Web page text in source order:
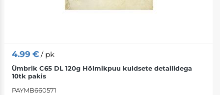
4.99 €/ pk
Ümbrik C65 DL 120g Hõlmikpuu kuldsete detailidega
10tk pakis
PAYMB660571